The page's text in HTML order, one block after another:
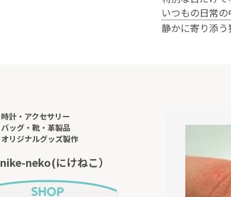
いつもの日常の
静かに寄り添う
時計・アクセサリー
バッグ・靴・革製品
オリジナルグッズ製作
nike-neko(にけねこ）